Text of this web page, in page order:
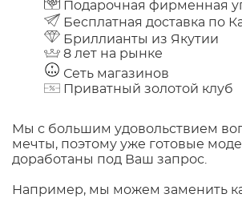
Подарочная фирменная
Бесплатная доставка по
Бриллианты из Якутии
8 лет на рынке
Сеть магазинов
Приватный золотой клуб
Мы с большим удовольствием
мечты, поэтому уже готовые
доработаны под Ваш запрос.
Например, мы можем заменить